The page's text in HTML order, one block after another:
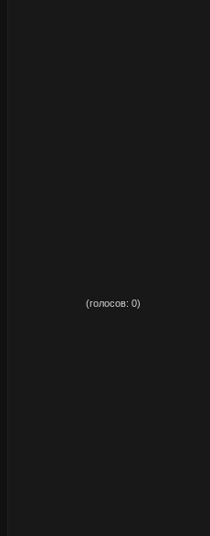
(голосов: 0)